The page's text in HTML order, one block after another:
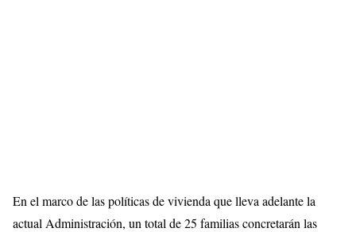
En el marco de las políticas de vivienda que lleva adelante la
actual Administración, un total de 25 familias concretarán las